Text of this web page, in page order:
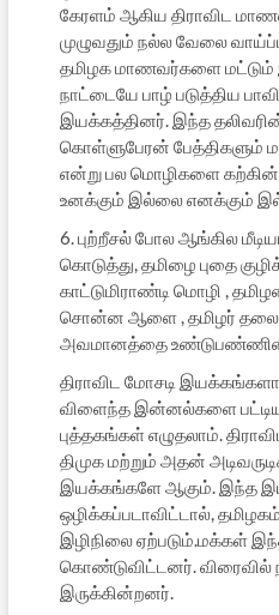
கேரளம் ஆகிய திராவிட
முழுவதும் நல்ல வேலை
தமிழக மாணவர்களை மட்டும்
நாட்டையே பாழ் படுத்திய
இயக்கத்தினர். இந்த தலிவரின்
கொள்ளுபேரன் பேத்திகளும்
என்று பல மொழிகளை
உனக்கும் இல்லை எனக்கும்
6. புற்றீசல் போல ஆங்கில
கொடுத்து, தமிழை புதை
காட்டுமிராண்டி மொழி ,
சொன்ன ஆளை , தமிழர் தலைவர்
அவமானத்தை
திராவிட மோசடி
விளைந்த இன்னல்களை
புத்தகங்கள் எழுதலாம்.
திமுக மற்றும் அதன்
இயக்கங்களே ஆகும். இந்த
ஒழிக்கப்படாவிட்டால்,
இழிநிலை ஏற்படும்.மக்கள்
கொண்டுவிட்டனர். விரைவில்
இருக்கின்றனர்.